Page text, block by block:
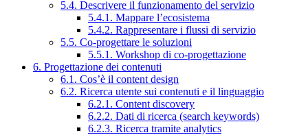
5.4. Descrivere il funzionamento del servizio
5.4.1. Mappare l’ecosistema
5.4.2. Rappresentare i flussi di servizio
5.5. Co-progettare le soluzioni
5.5.1. Workshop di co-progettazione
6. Progettazione dei contenuti
6.1. Cos’è il content design
6.2. Ricerca utente sui contenuti e il linguaggio
6.2.1. Content discovery
6.2.2. Dati di ricerca (search keywords)
6.2.3. Ricerca tramite analytics